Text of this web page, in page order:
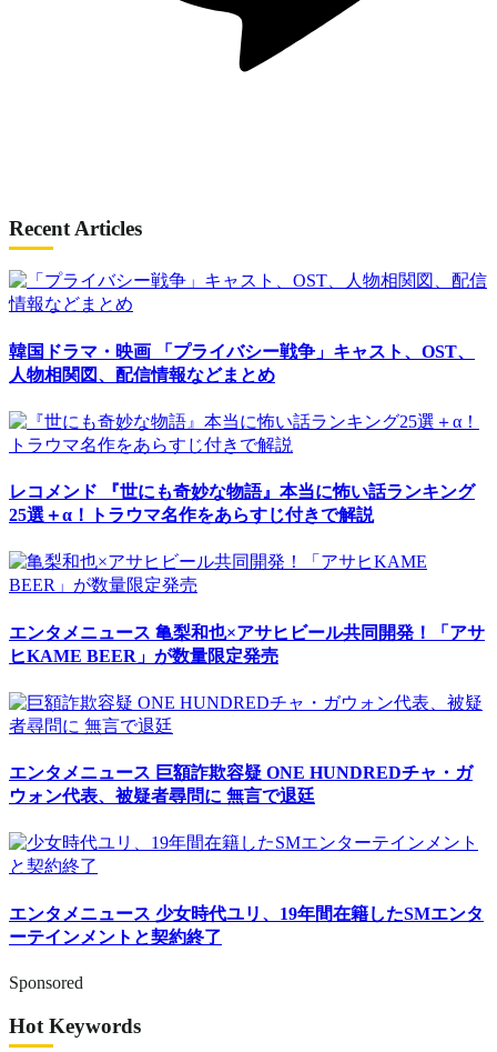
Recent Articles
韓国ドラマ・映画 「プライバシー戦争」キャスト、OST、
人物相関図、配信情報などまとめ
レコメンド 『世にも奇妙な物語』本当に怖い話ランキング
25選＋α！トラウマ名作をあらすじ付きで解説
エンタメニュース 亀梨和也×アサヒビール共同開発！「アサ
ヒKAME BEER」が数量限定発売
エンタメニュース 巨額詐欺容疑 ONE HUNDREDチャ・ガ
ウォン代表、被疑者尋問に 無言で退廷
エンタメニュース 少女時代ユリ、19年間在籍したSMエンタ
ーテインメントと契約終了
Sponsored
Hot Keywords